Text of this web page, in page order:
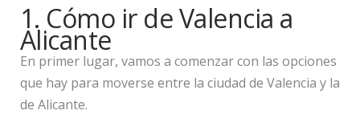
1. Cómo ir de Valencia a
Alicante
En primer lugar, vamos a comenzar con las opciones
que hay para moverse entre la ciudad de Valencia y la
de Alicante.